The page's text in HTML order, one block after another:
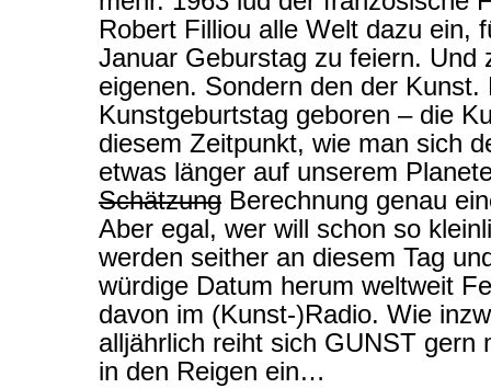
Robert Filliou alle Welt dazu ein,
Januar Geburstag zu feiern. Und
eigenen. Sondern den der Kunst.
Kunstgeburtstag geboren – die
diesem Zeitpunkt, wie man sich
etwas länger auf unserem
Schätzung Berechnung genau
Aber egal, wer will schon so
werden seither an diesem Tag
würdige Datum herum weltweit
davon im (Kunst-)Radio. Wie
alljährlich reiht sich GUNST gern
in den Reigen ein…